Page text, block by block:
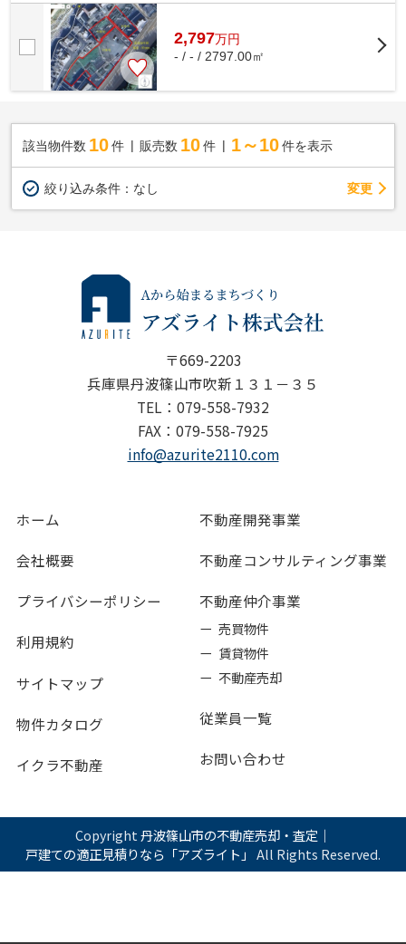
広い敷地を活かし 、資材置場や物流...
2,797万円
- / - / 2797.00㎡
該当物件数 10件 販売数 10 件 1～10 件を表示
絞り込み条件： なし 変更
〒669-2203
兵庫県丹波篠山市吹新１３１－３５
TEL：079-558-7932
FAX：079-558-7925
info@azurite2110.com
ホーム
会社概要
プライバシーポリシー
利用規約
サイトマップ
物件カタログ
イクラ不動産
不動産開発事業
不動産コンサルティング事業
不動産仲介事業
ー 売買物件
ー 賃貸物件
ー 不動産売却
従業員一覧
お問い合わせ
Copyright丹波篠山市の不動産売却・査定｜
戸建ての適正見積りなら「アズライト」 All Rights Reserved.